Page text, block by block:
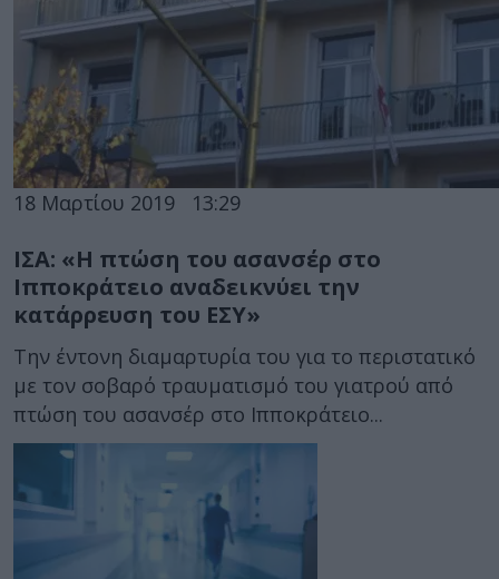
18 Μαρτίου 2019 13:29
ΙΣΑ: «Η πτώση του ασανσέρ στο
Ιπποκράτειο αναδεικνύει την
κατάρρευση του ΕΣΥ»
Την έντονη διαμαρτυρία του για το περιστατικό
με τον σοβαρό τραυματισμό του γιατρού από
πτώση του ασανσέρ στο Ιπποκράτειο...